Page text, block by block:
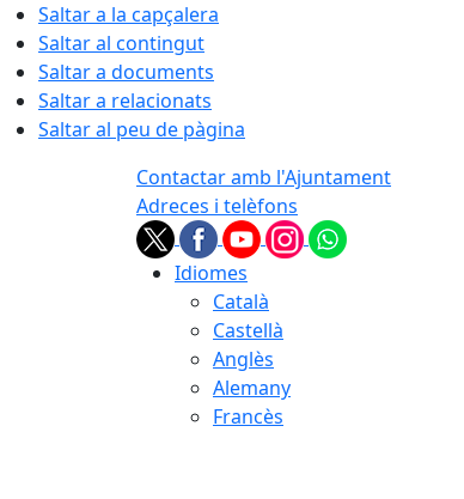
Saltar a la capçalera
Saltar al contingut
Saltar a documents
Saltar a relacionats
Saltar al peu de pàgina
Contactar amb l'Ajuntament
Adreces i telèfons
Idiomes
Català
Castellà
Anglès
Alemany
Francès